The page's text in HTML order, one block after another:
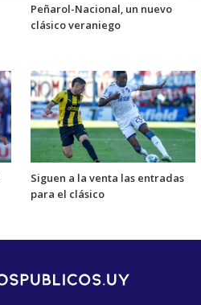
Peñarol-Nacional, un nuevo
clásico veraniego
Siguen a la venta las entradas
para el clásico